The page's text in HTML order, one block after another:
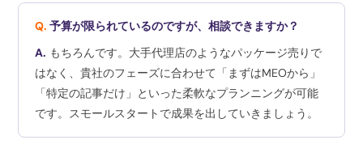
Q. 予算が限られているのですが、相談できますか？
A. もちろんです。大手代理店のようなパッケージ売りで
はなく、貴社のフェーズに合わせて「まずはMEOから」
「特定の記事だけ」といった柔軟なプランニングが可能
です。スモールスタートで成果を出していきましょう。